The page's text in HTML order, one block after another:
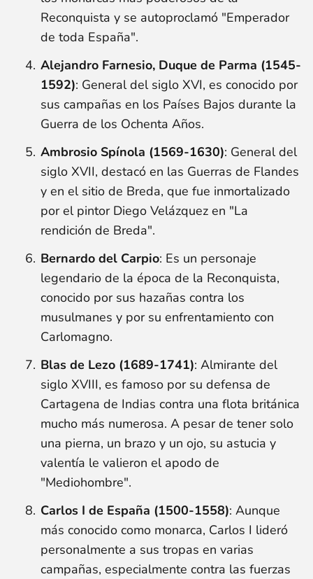
Reconquista y se autoproclamó "Emperador
de toda España".
Alejandro Farnesio, Duque de Parma (1545-
1592): General del siglo XVI, es conocido por
sus campañas en los Países Bajos durante la
Guerra de los Ochenta Años.
Ambrosio Spínola (1569-1630): General del
siglo XVII, destacó en las Guerras de Flandes
y en el sitio de Breda, que fue inmortalizado
por el pintor Diego Velázquez en "La
rendición de Breda".
Bernardo del Carpio: Es un personaje
legendario de la época de la Reconquista,
conocido por sus hazañas contra los
musulmanes y por su enfrentamiento con
Carlomagno.
Blas de Lezo (1689-1741): Almirante del
siglo XVIII, es famoso por su defensa de
Cartagena de Indias contra una flota británica
mucho más numerosa. A pesar de tener solo
una pierna, un brazo y un ojo, su astucia y
valentía le valieron el apodo de
"Mediohombre".
Carlos I de España (1500-1558): Aunque
más conocido como monarca, Carlos I lideró
personalmente a sus tropas en varias
campañas, especialmente contra las fuerzas